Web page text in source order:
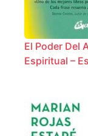
El Poder Del
Espiritual –